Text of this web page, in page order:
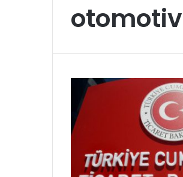
otomotiv